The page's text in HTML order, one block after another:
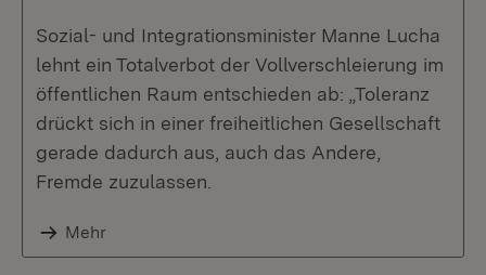
Sozial- und Integrationsminister Manne Lucha
lehnt ein Totalverbot der Vollverschleierung im
öffentlichen Raum entschieden ab: „Toleranz
drückt sich in einer freiheitlichen Gesellschaft
gerade dadurch aus, auch das Andere,
Fremde zuzulassen.
Mehr